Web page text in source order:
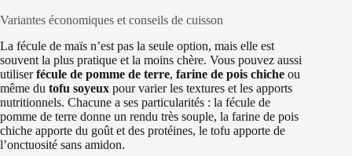
Variantes économiques et conseils de cuisson
La fécule de maïs n’est pas la seule option, mais elle est
souvent la plus pratique et la moins chère. Vous pouvez aussi
utiliserfécule de pomme de terre, farine de pois chiche ou
même du tofu soyeux pour varier les textures et les apports
nutritionnels. Chacune a ses particularités : la fécule de
pomme de terre donne un rendu très souple, la farine de pois
chiche apporte du goût et des protéines, le tofu apporte de
l’onctuosité sans amidon.